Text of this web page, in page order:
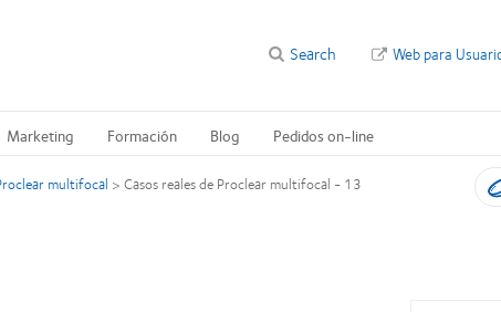
Web para
Search
Marketing Formación Blog Pedidos on-line
multifocal > Casos reales de Proclear multifocal - 13